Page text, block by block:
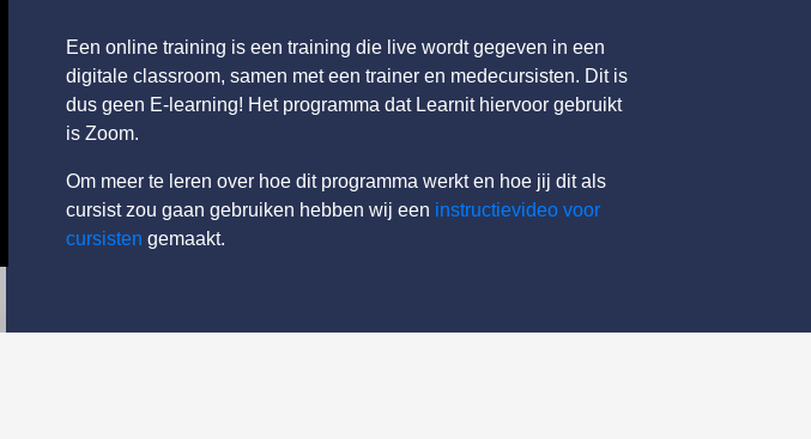
Een online training is een training die live wordt gegeven in een
digitale classroom, samen met een trainer en medecursisten. Dit is
dus geen E-learning! Het programma dat Learnit hiervoor gebruikt
is Zoom.
Om meer te leren over hoe dit programma werkt en hoe jij dit als
cursist zou gaan gebruiken hebben wij een instructievideo voor
cursisten gemaakt.